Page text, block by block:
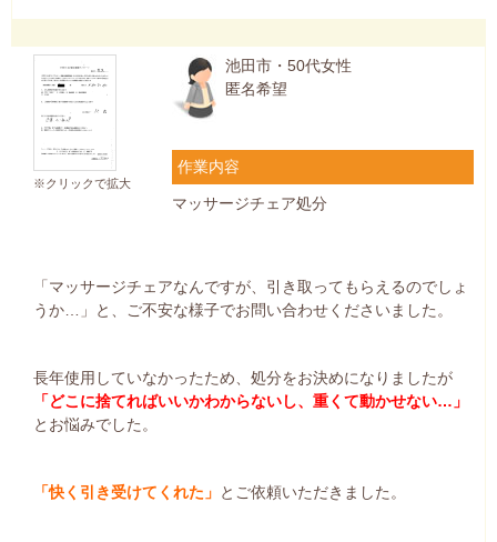
※クリックで拡大
池田市・50代女性
匿名希望
作業内容
マッサージチェア処分
「マッサージチェアなんですが、引き取ってもらえるのでしょ
うか…」と、ご不安な様子でお問い合わせくださいました。
長年使用していなかったため、処分をお決めになりましたが
「どこに捨てればいいかわからないし、重くて動かせない…」
とお悩みでした。
「快く引き受けてくれた」 とご依頼いただきました。